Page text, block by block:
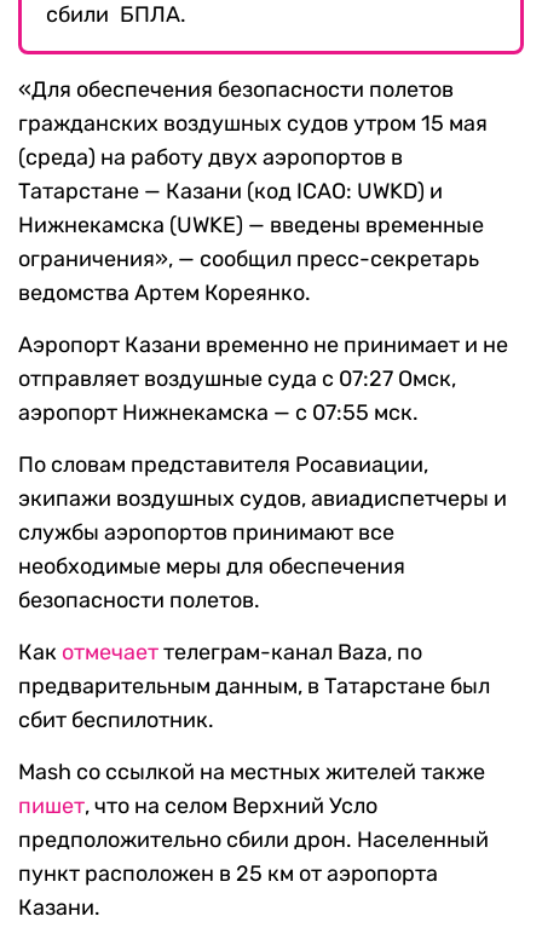
сбили БПЛА.
«Для обеспечения безопасности полетов
гражданских воздушных судов утром 15 мая
(среда) на работу двух аэропортов в
Татарстане — Казани (код ICAO: UWKD) и
Нижнекамска (UWKE) — введены временные
ограничения», — сообщил пресс-секретарь
ведомства Артем Кореянко.
Аэропорт Казани временно не принимает и не
отправляет воздушные суда с 07:27 Омск,
аэропорт Нижнекамска — с 07:55 мск.
По словам представителя Росавиации,
экипажи воздушных судов, авиадиспетчеры и
службы аэропортов принимают все
необходимые меры для обеспечения
безопасности полетов.
Как отмечаеттелеграм-канал Baza, по
предварительным данным, в Татарстане был
сбит беспилотник.
Mash со ссылкой на местных жителей также
пишет, что на селом Верхний Усло
предположительно сбили дрон. Населенный
пункт расположен в 25 км от аэропорта
Казани.